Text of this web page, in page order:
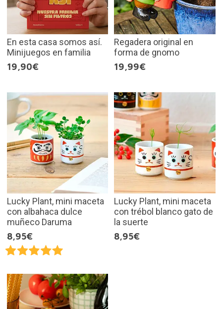
En esta casa somos así.
Minijuegos en familia
19,90€
Regadera original en
forma de gnomo
19,99€
Lucky Plant, mini maceta
con albahaca dulce
muñeco Daruma
8,95€
Lucky Plant, mini maceta
con trébol blanco gato de
la suerte
8,95€